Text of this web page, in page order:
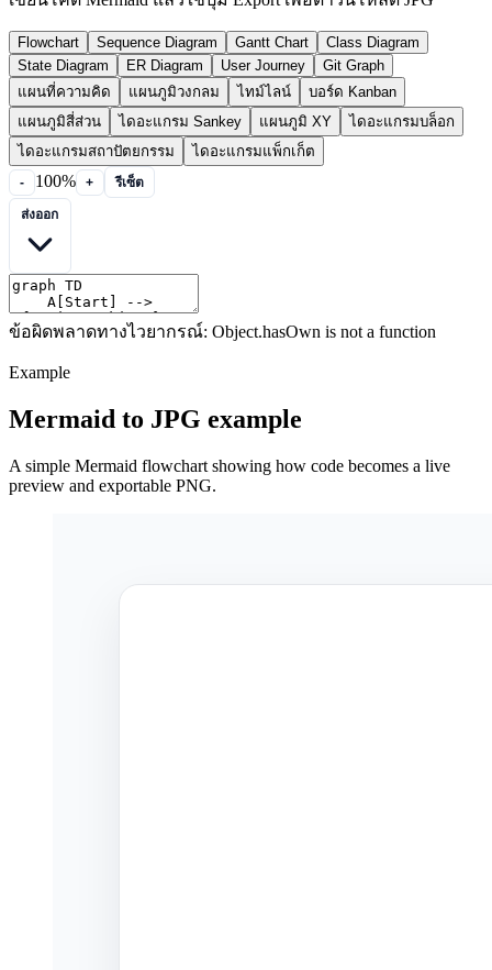
Flowchart Sequence Diagram Gantt Chart
Class Diagram
State Diagram
ER Diagram User Journey
Git Graph
แผนที่ความคิด
แผนภูมิวงกลม ไทม์ไลน์
บอร์ด Kanban
แผนภูมิสี่ส่วน
ไดอะแกรม Sankey แผนภูมิ XY
ไดอะแกรมบล็อก
ไดอะแกรมสถาปัตยกรรม
ไดอะแกรมแพ็กเก็ต
- 100% + รีเซ็ต
ข้อผิดพลาดทางไวยากรณ์: Object.hasOwn is not a function
Example
Mermaid to JPG example
A simple Mermaid flowchart showing how code becomes a live
preview and exportable PNG.